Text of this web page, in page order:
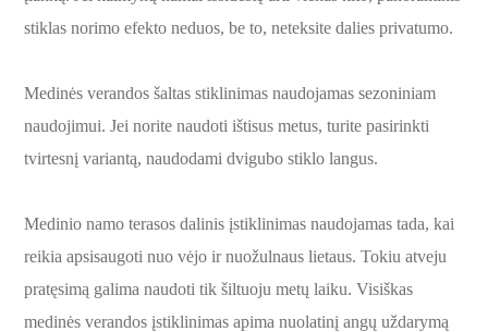
stiklas norimo efekto neduos, be to, neteksite dalies privatumo.
Medinės verandos šaltas stiklinimas naudojamas sezoniniam
naudojimui. Jei norite naudoti ištisus metus, turite pasirinkti
tvirtesnį variantą, naudodami dvigubo stiklo langus.
Medinio namo terasos dalinis įstiklinimas naudojamas tada, kai
reikia apsisaugoti nuo vėjo ir nuožulnaus lietaus. Tokiu atveju
pratęsimą galima naudoti tik šiltuoju metų laiku. Visiškas
medinės verandos įstiklinimas apima nuolatinį angų uždarymą